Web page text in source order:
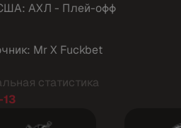
АХЛ - Плей-офф
Mr X Fuckbet
статистика
13